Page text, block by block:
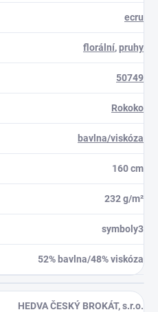
ecru
florální,pruhy
50749
Rokoko
bavlna/viskóza
160 cm
232 g/m²
symboly3
52% bavlna/48% viskóza
HEDVA ČESKÝ BROKÁT, s.r.o.